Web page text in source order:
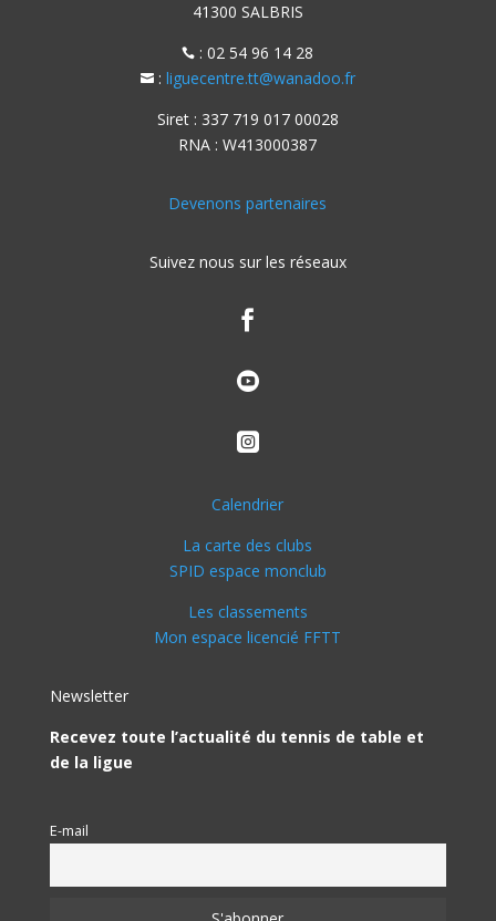
41300 SALBRIS
 : 02 54 96 14 28
: liguecentre.tt@wanadoo.fr
Siret : 337 719 017 00028
RNA : W413000387
Devenons partenaires
Suivez nous sur les réseaux



Calendrier
La carte des clubs
SPID espace monclub
Les classements
Mon espace licencié FFTT
Newsletter
Recevez toute l’actualité du tennis de table et
de la ligue
E-mail